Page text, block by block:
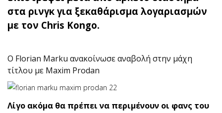
στα ρινγκ για ξεκαθάρισμα λογαριασμών
με τον Chris Kongo.
O Florian Marku ανακοίνωσε αναβολή στην μάχη
τίτλου με Maxim Prodan
Λίγο ακόμα θα πρέπει να περιμένουν οι φανς του